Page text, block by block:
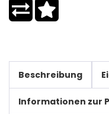
Beschreibung
Informationen zur